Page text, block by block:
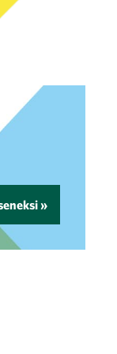
»